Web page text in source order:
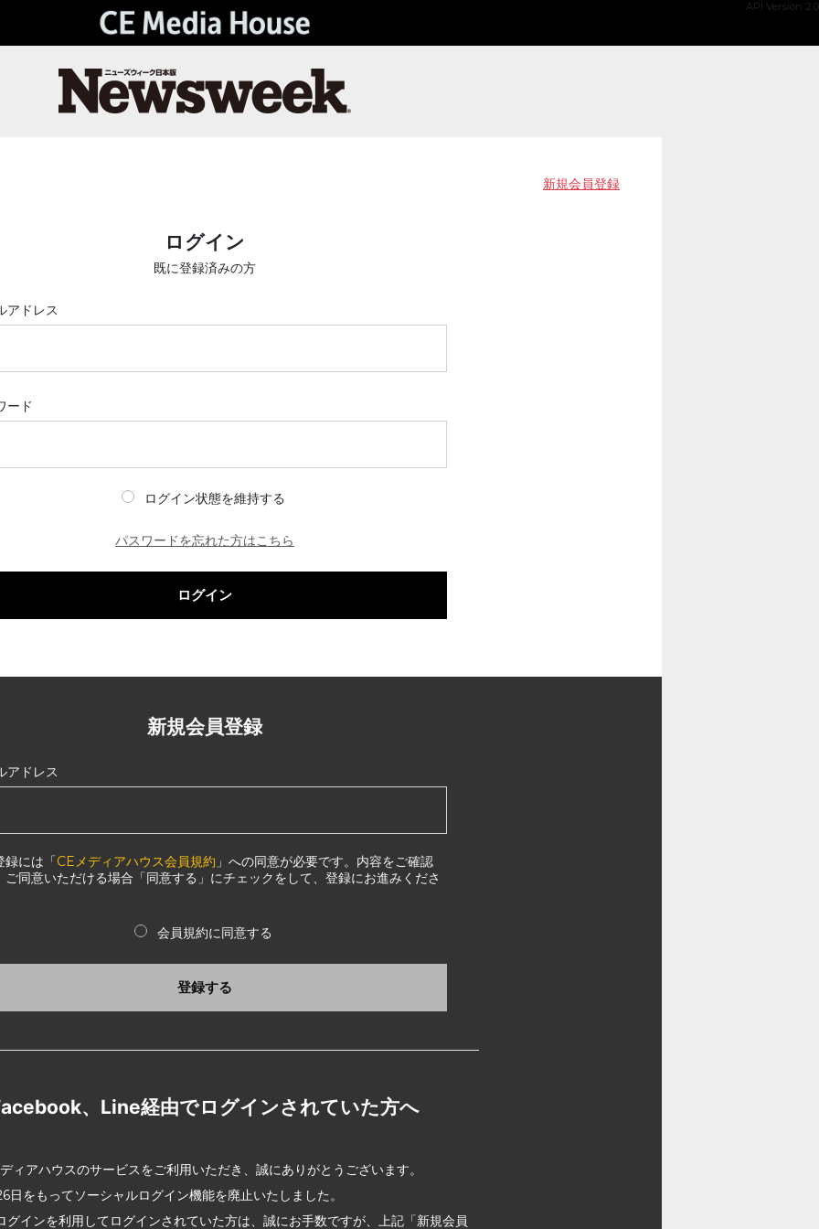
API Version 2.0
新規会員登録
ログイン
既に登録済みの方
アドレス
ード
ログイン状態を維持する
パスワードを忘れた方はこちら
ログイン
新規会員登録
アドレス
録には「CEメディアハウス会員規約 」への同意が必要です。内容をご確認
ご同意いただける場合「同意する」にチェックをして、登録にお進みくださ
会員規約に同意する
登録する
、Line経由でログインされていた方へ
ィアハウスのサービスをご利用いただき、誠にありがとうございます。
日をもってソーシャルログイン機能を廃止いたしました。
グインを利用してログインされていた方は、誠にお手数ですが、上記「新規会員